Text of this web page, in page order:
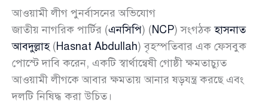
আওয়ামী লীগ পুনর্বাসনের অভিযোগ
জাতীয় নাগরিক পার্টির (এনসিপি) (NCP) সংগঠকহাসনাত
আবদুল্লাহ(Hasnat Abdullah) বৃহস্পতিবার এক ফেসবুক
পোস্টে দাবি করেন, একটি স্বার্থান্বেষী গোষ্ঠী ক্ষমতাচ্যুত
আওয়ামী লীগকে আবার ক্ষমতায় আনার ষড়যন্ত্র করছে এবং
দলটি নিষিদ্ধ করা উচিত।